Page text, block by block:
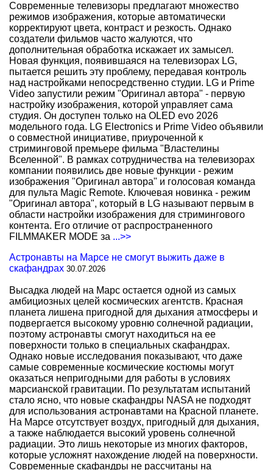
Современные телевизоры предлагают множество
режимов изображения, которые автоматически
корректируют цвета, контраст и резкость. Однако
создатели фильмов часто жалуются, что
дополнительная обработка искажает их замысел.
Новая функция, появившаяся на телевизорах LG,
пытается решить эту проблему, передавая контроль
над настройками непосредственно студии. LG и Prime
Video запустили режим "Оригинал автора" - первую
настройку изображения, которой управляет сама
студия. Он доступен только на OLED evo 2026
модельного года. LG Electronics и Prime Video объявили
о совместной инициативе, приуроченной к
стриминговой премьере фильма "Властелины
Вселенной". В рамках сотрудничества на телевизорах
компании появились две новые функции - режим
изображения "Оригинал автора" и голосовая команда
для пульта Magic Remote. Ключевая новинка - режим
"Оригинал автора", который в LG называют первым в
области настройки изображения для стримингового
контента. Его отличие от распространенного
FILMMAKER MODE за ...>>
Астронавты на Марсе не смогут выжить даже в
скафандрах 30.07.2026
Высадка людей на Марс остается одной из самых
амбициозных целей космических агентств. Красная
планета лишена пригодной для дыхания атмосферы и
подвергается высокому уровню солнечной радиации,
поэтому астронавты смогут находиться на ее
поверхности только в специальных скафандрах.
Однако новые исследования показывают, что даже
самые современные космические костюмы могут
оказаться непригодными для работы в условиях
марсианской гравитации. По результатам испытаний
стало ясно, что новые скафандры NASA не подходят
для использования астронавтами на Красной планете.
На Марсе отсутствует воздух, пригодный для дыхания,
а также наблюдается высокий уровень солнечной
радиации. Это лишь некоторые из многих факторов,
которые усложнят нахождение людей на поверхности.
Современные скафандры не рассчитаны на